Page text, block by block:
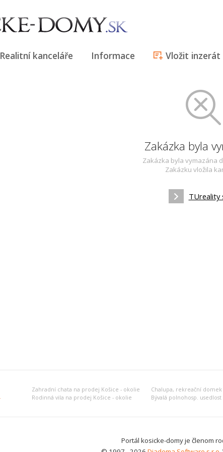
Realitní kanceláře Informace Vložit inzerát
Zakázka byla
Zakázka byla vymazána
Zakázku vložila
TUreality
Zahradní chata na prodej Košice - okolie
Rodinná vila na prodej Košice - okolie
Portál kosicke-domy je členom